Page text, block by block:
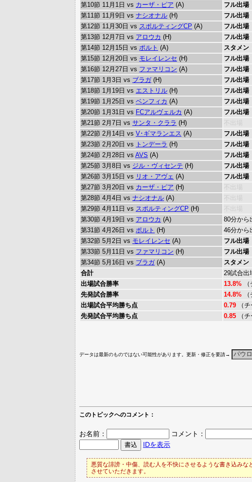
第10節 11月1日 vs カーザ・ピア (A) フル出場
第11節 11月9日 vs ナシオナル (H) フル出場
第12節 11月30日 vs スポルティングCP (A) フル出場
第13節 12月7日 vs アロウカ (H) フル出場
第14節 12月15日 vs ポルト (A) スタメン
第15節 12月20日 vs モレイレンセ (H) フル出場
第16節 12月27日 vs ファマリコン (A) フル出場
第17節 1月3日 vs ブラガ(H) フル出場
第18節 1月19日 vs エストリル (H) フル出場
第19節 1月25日 vs ベンフィカ (A) フル出場
第20節 1月31日 vs FCアルヴェルカ (A) フル出場
第21節 2月7日 vs サンタ・クララ (H) 不出場
第22節 2月14日 vs V･ギマランエス (A) フル出場
第23節 2月20日 vs トンデーラ (H) フル出場
第24節 2月28日 vs AVS (A) フル出場
第25節 3月8日 vs ジル・ヴィセンテ (H) フル出場
第26節 3月15日 vs リオ・アヴェ (A) フル出場
第27節 3月20日 vs カーザ・ピア (H) 不出場
第28節 4月4日 vs ナシオナル (A) 不出場
第29節 4月11日 vs スポルティングCP (H) 不出場
第30節 4月19日 vs アロウカ (A) 80分から
第31節 4月26日 vs ポルト (H) 46分から
第32節 5月2日 vs モレイレンセ (A) フル出場
第33節 5月11日 vs ファマリコン (H) フル出場
第34節 5月16日 vs ブラガ(A) スタメン
合計
29試合
出場試合勝率
13.8%
先発試合勝率
14.8%
出場試合平均勝ち点
0.79 （
先発試合平均勝ち点
0.85 （
データは最新のものではない可能性があります。更新・修正を要請→
このトピックへのコメント：
お名前： コメント：
IDを表示
悪質な誹謗・中傷、読む人を不快にさせるような書き込み
させていただきます。